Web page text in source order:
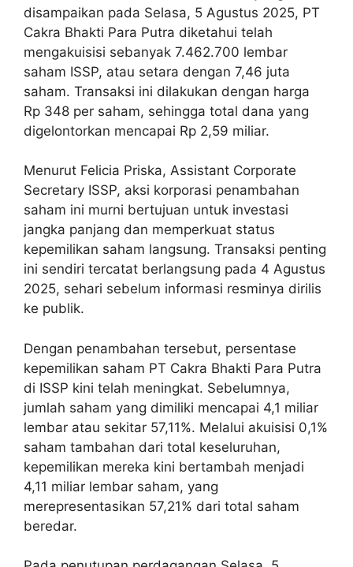
disampaikan pada Selasa, 5 Agustus 2025, PT
Cakra Bhakti Para Putra diketahui telah
mengakuisisi sebanyak 7.462.700 lembar
saham ISSP, atau setara dengan 7,46 juta
saham. Transaksi ini dilakukan dengan harga
Rp 348 per saham, sehingga total dana yang
digelontorkan mencapai Rp 2,59 miliar.
Menurut Felicia Priska, Assistant Corporate
Secretary ISSP, aksi korporasi penambahan
saham ini murni bertujuan untuk investasi
jangka panjang dan memperkuat status
kepemilikan saham langsung. Transaksi penting
ini sendiri tercatat berlangsung pada 4 Agustus
2025, sehari sebelum informasi resminya dirilis
ke publik.
Dengan penambahan tersebut, persentase
kepemilikan saham PT Cakra Bhakti Para Putra
di ISSP kini telah meningkat. Sebelumnya,
jumlah saham yang dimiliki mencapai 4,1 miliar
lembar atau sekitar 57,11%. Melalui akuisisi 0,1%
saham tambahan dari total keseluruhan,
kepemilikan mereka kini bertambah menjadi
4,11 miliar lembar saham, yang
merepresentasikan 57,21% dari total saham
beredar.